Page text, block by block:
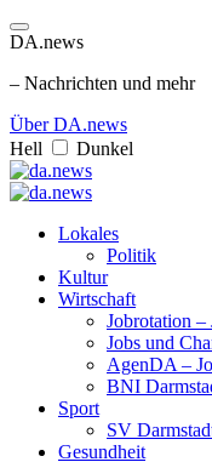
DA.news
– Nachrichten und mehr
Über DA.news
Hell
Dunkel
Lokales
Politik
Kultur
Wirtschaft
Jobrotation –
Jobs und
AgenDA –
BNI
Sport
SV
Gesundheit